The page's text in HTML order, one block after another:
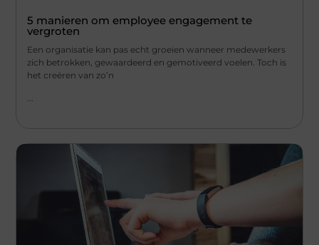
5 manieren om employee engagement te
vergroten
Een organisatie kan pas echt groeien wanneer medewerkers
zich betrokken, gewaardeerd en gemotiveerd voelen. Toch is
het creëren van zo’n
...